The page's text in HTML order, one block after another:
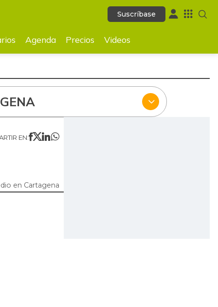
Suscríbase
Videos
Suscríbase
Agenda Precios Videos
EN:
en Cartagena